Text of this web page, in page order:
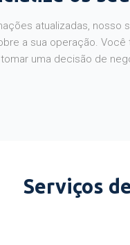
atualizadas, nosso
a sua operação.
uma decisão de
Serviços